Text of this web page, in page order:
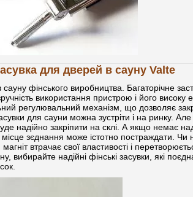
для дверей в сауну Valte
фінського виробництва. Багаторічне
використання пристрою і його високу
регулювальний механізм, що дозволяє
для сауни можна зустріти і на ринку.
надійно закріпити на склі. А якщо немає
місце зєднання може істотно постраждати.
втрачає свої властивості і
надійні фінські засувки, які